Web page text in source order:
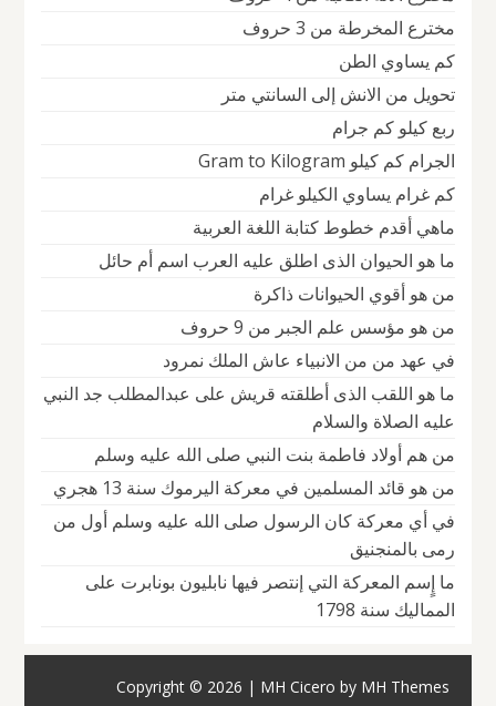
مخترع المخرطة من 3 حروف
كم يساوي الطن
تحويل من الانش إلى السانتي متر
ربع كيلو كم جرام
الجرام كم كيلو Gram to Kilogram
كم غرام يساوي الكيلو غرام
ماهي أقدم خطوط كتابة اللغة العربية
ما هو الحيوان الذى اطلق عليه العرب اسم أم حائل
من هو أقوي الحيوانات ذاكرة
من هو مؤسس علم الجبر من 9 حروف
في عهد من من الانبياء عاش الملك نمرود
ما هو اللقب الذى أطلقته قريش على عبدالمطلب جد النبي
عليه الصلاة والسلام
من هم أولاد فاطمة بنت النبي صلى الله عليه وسلم
من هو قائد المسلمين في معركة اليرموك سنة 13 هجري
في أي معركة كان الرسول صلى الله عليه وسلم أول من
رمى بالمنجنيق
ما إٍسم المعركة التي إنتصر فيها نابليون بونابرت على
المماليك سنة 1798
Copyright © 2026 | MH Cicero by MH Themes